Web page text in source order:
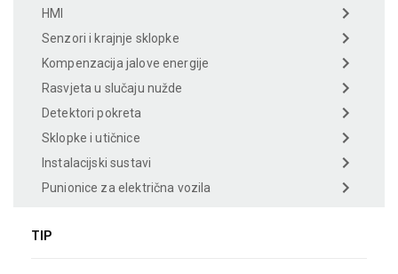
HMI
Senzori i krajnje sklopke
Kompenzacija jalove energije
Rasvjeta u slučaju nužde
Detektori pokreta
Sklopke i utičnice
Instalacijski sustavi
Punionice za električna vozila
TIP